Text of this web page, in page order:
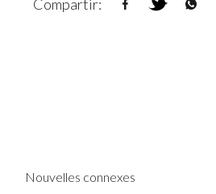
Compartir:
Nouvelles connexes